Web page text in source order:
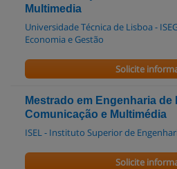
Multimedia
Universidade Técnica de Lisboa -
Economia e Gestão
Solicite
Mestrado em Engenharia de
Comunicação e Multimédia
ISEL - Instituto Superior de
Solicite